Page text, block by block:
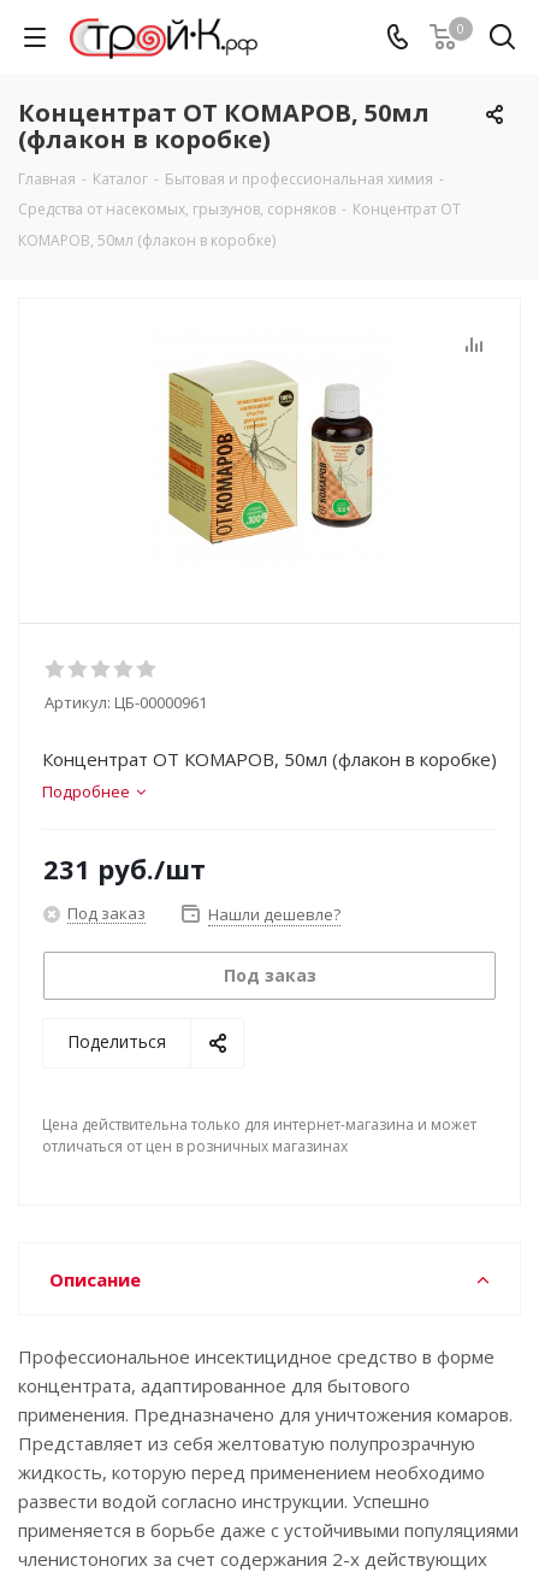
0
Концентрат ОТ КОМАРОВ, 50мл
(флакон в коробке)
Главная - Каталог - Бытовая и профессиональная химия -
Средства от насекомых, грызунов, сорняков - Концентрат ОТ
КОМАРОВ, 50мл (флакон в коробке)
Артикул: ЦБ-00000961
Концентрат ОТ КОМАРОВ, 50мл (флакон в коробке)
Подробнее
231 руб./шт
Под заказ Нашли дешевле?
Под заказ
Поделиться
Цена действительна только для интернет-магазина и может
отличаться от цен в розничных магазинах
Описание
Профессиональное инсектицидное средство в форме
концентрата, адаптированное для бытового
применения. Предназначено для уничтожения комаров.
Представляет из себя желтоватую полупрозрачную
жидкость, которую перед применением необходимо
развести водой согласно инструкции. Успешно
применяется в борьбе даже с устойчивыми популяциями
членистоногих за счет содержания 2-х действующих